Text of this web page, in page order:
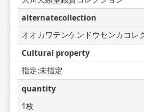
alternatecollection
オオカワテンケンドウセンカコレ
Cultural property
指定:未指定
quantity
1枚